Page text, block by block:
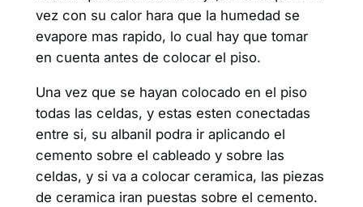
vez con su calor hara que la humedad se
evapore mas rapido, lo cual hay que tomar
en cuenta antes de colocar el piso.
Una vez que se hayan colocado en el piso
todas las celdas, y estas esten conectadas
entre si, su albanil podra ir aplicando el
cemento sobre el cableado y sobre las
celdas, y si va a colocar ceramica, las piezas
de ceramica iran puestas sobre el cemento.